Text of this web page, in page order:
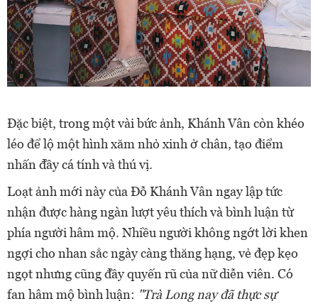
Đặc biệt, trong một vài bức ảnh, Khánh Vân còn khéo
léo để lộ một hình xăm nhỏ xinh ở chân, tạo điểm
nhấn đầy cá tính và thú vị.
Loạt ảnh mới này của Đỗ Khánh Vân ngay lập tức
nhận được hàng ngàn lượt yêu thích và bình luận từ
phía người hâm mộ. Nhiều người không ngớt lời khen
ngợi cho nhan sắc ngày càng thăng hạng, vẻ đẹp kẹo
ngọt nhưng cũng đầy quyến rũ của nữ diễn viên. Có
fan hâm mộ bình luận: "Trà Long nay đã thực sự